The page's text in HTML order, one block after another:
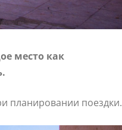
место как
планировании поездки.